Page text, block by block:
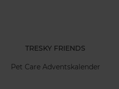
TRESKY FRIENDS
Pet Care Adventskalender